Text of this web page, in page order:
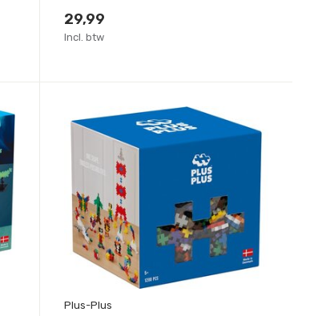
29,99
Incl. btw
Plus-Plus